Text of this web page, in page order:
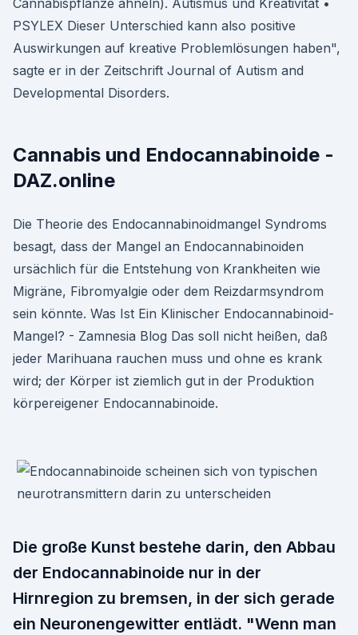
Cannabispflanze ähneln). Autismus und Kreativität •
PSYLEX Dieser Unterschied kann also positive
Auswirkungen auf kreative Problemlösungen haben",
sagte er in der Zeitschrift Journal of Autism and
Developmental Disorders.
Cannabis und Endocannabinoide -
DAZ.online
Die Theorie des Endocannabinoidmangel Syndroms
besagt, dass der Mangel an Endocannabinoiden
ursächlich für die Entstehung von Krankheiten wie
Migräne, Fibromyalgie oder dem Reizdarmsyndrom
sein könnte. Was Ist Ein Klinischer Endocannabinoid-
Mangel? - Zamnesia Blog Das soll nicht heißen, daß
jeder Marihuana rauchen muss und ohne es krank
wird; der Körper ist ziemlich gut in der Produktion
körpereigener Endocannabinoide.
Die große Kunst bestehe darin, den Abbau
der Endocannabinoide nur in der
Hirnregion zu bremsen, in der sich gerade
ein Neuronengewitter entlädt. "Wenn man